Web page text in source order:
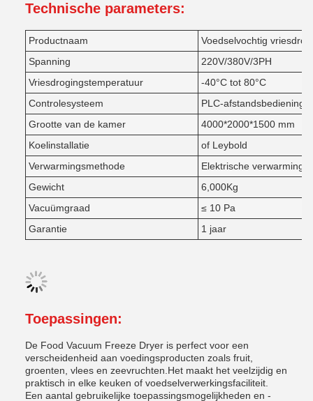
Technische parameters:
Productnaam
Voedselvochtig
Spanning
220V/380V/3PH
Vriesdrogingstemperatuur
-40°C tot 80°C
Controlesysteem
PLC-afstandsbediening
Grootte van de kamer
4000*2000*1500 mm
Koelinstallatie
of Leybold
Verwarmingsmethode
Elektrische verwarming
Gewicht
6,000Kg
Vacuümgraad
≤ 10 Pa
Garantie
1 jaar
Toepassingen:
De Food Vacuum Freeze Dryer is perfect voor een
verscheidenheid aan voedingsproducten zoals fruit,
groenten, vlees en zeevruchten.Het maakt het veelzijdig en
praktisch in elke keuken of voedselverwerkingsfaciliteit.
Een aantal gebruikelijke toepassingsmogelijkheden en -